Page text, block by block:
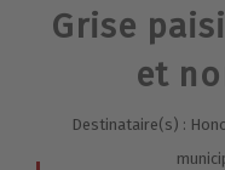
Grise
et
Destinataire(s) :